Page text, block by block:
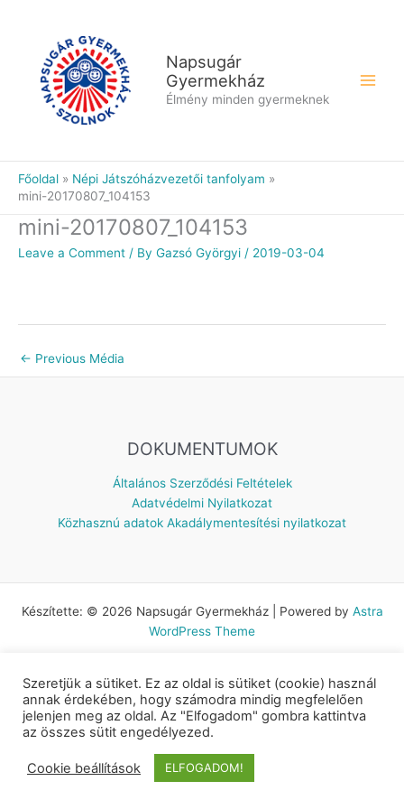
Napsugár
Gyermekház
Élmény minden gyermeknek
Főoldal
Népi Játszóházvezetői tanfolyam
mini-20170807_104153
mini-20170807_104153
Leave a Comment / By Gazsó Györgyi / 2019-03-04
← Previous Média
DOKUMENTUMOK
Általános Szerződési Feltételek
Adatvédelmi Nyilatkozat
Közhasznú adatok Akadálymentesítési nyilatkozat
Készítette: © 2026 Napsugár Gyermekház | Powered by Astra
WordPress Theme
Szeretjük a sütiket. Ez az oldal is sütiket (cookie) használ
annak érdekében, hogy számodra mindig megfelelően
jelenjen meg az oldal. Az "Elfogadom" gombra kattintva
az összes sütit engedélyezed.
Cookie beállítások ELFOGADOM!